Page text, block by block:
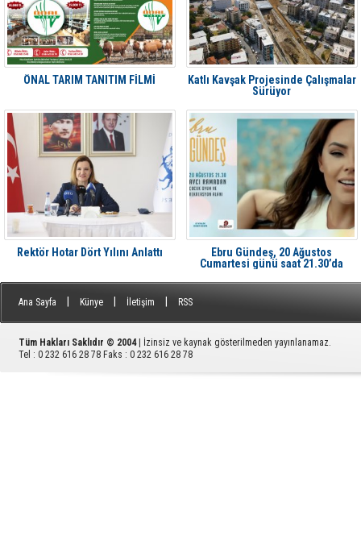
ÖNAL TARIM TANITIM FİLMİ
Katlı Kavşak Projesinde Çalışmalar
Sürüyor
Rektör Hotar Dört Yılını Anlattı
Ebru Gündeş, 20 Ağustos
Cumartesi günü saat 21.30’da
Ana Sayfa Künye İletişim RSS
Tüm Hakları Saklıdır © 2004| İzinsiz ve kaynak gösterilmeden yayınlanamaz.
Tel : 0 232 616 28 78 Faks : 0 232 616 28 78